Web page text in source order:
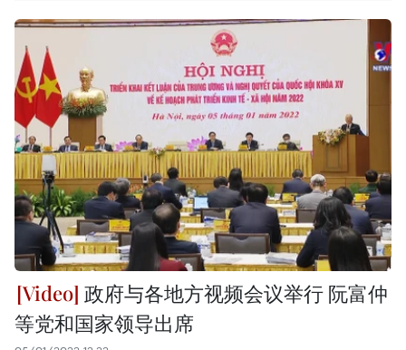
政府与各地方视频会议举行 阮富仲
等党和国家领导出席